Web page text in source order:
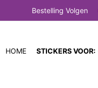
Bestelling Volgen
HOME STICKERS VOOR: